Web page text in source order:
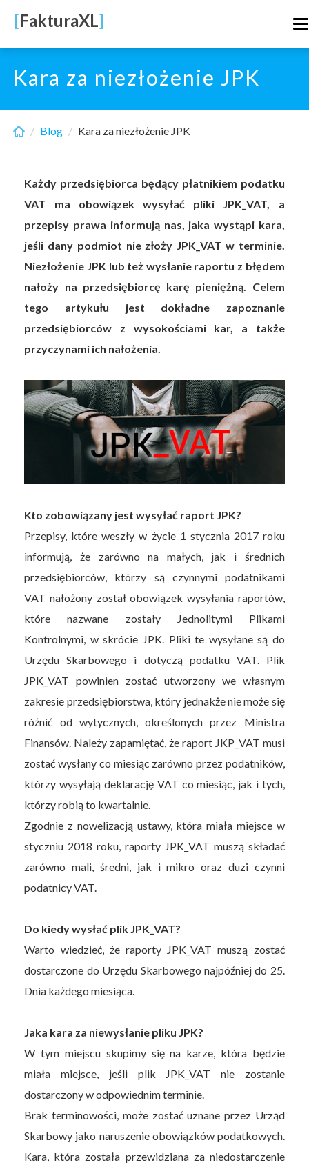
main
content
[FakturaXL]
Kara za niezłożenie JPK
Blog Kara za niezłożenie JPK
Każdy przedsiębiorca będący płatnikiem podatku
VAT ma obowiązek wysyłać pliki JPK_VAT, a
przepisy prawa informują nas, jaka wystąpi kara,
jeśli dany podmiot nie złoży JPK_VAT w terminie.
Niezłożenie JPK lub też wysłanie raportu z błędem
nałoży na przedsiębiorcę karę pieniężną. Celem
tego artykułu jest dokładne zapoznanie
przedsiębiorców z wysokościami kar, a także
przyczynami ich nałożenia.
Kto zobowiązany jest wysyłać raport JPK?
Przepisy, które weszły w życie 1 stycznia 2017 roku
informują, że zarówno na małych, jak i średnich
przedsiębiorców, którzy są czynnymi podatnikami
VAT nałożony został obowiązek wysyłania raportów,
które nazwane zostały Jednolitymi Plikami
Kontrolnymi, w skrócie JPK. Pliki te wysyłane są do
Urzędu Skarbowego i dotyczą podatku VAT. Plik
JPK_VAT powinien zostać utworzony we własnym
zakresie przedsiębiorstwa, który jednakże nie może się
różnić od wytycznych, określonych przez Ministra
Finansów. Należy zapamiętać, że raport JKP_VAT musi
zostać wysłany co miesiąc zarówno przez podatników,
którzy wysyłają deklarację VAT co miesiąc, jak i tych,
którzy robią to kwartalnie.
Zgodnie z nowelizacją ustawy, która miała miejsce w
styczniu 2018 roku, raporty JPK_VAT muszą składać
zarówno mali, średni, jak i mikro oraz duzi czynni
podatnicy VAT.
Do kiedy wysłać plik JPK_VAT?
Warto wiedzieć, że raporty JPK_VAT muszą zostać
dostarczone do Urzędu Skarbowego najpóźniej do 25.
Dnia każdego miesiąca.
Jaka kara za niewysłanie pliku JPK?
W tym miejscu skupimy się na karze, która będzie
miała miejsce, jeśli plik JPK_VAT nie zostanie
dostarczony w odpowiednim terminie.
Brak terminowości, może zostać uznane przez Urząd
Skarbowy jako naruszenie obowiązków podatkowych.
Kara, która została przewidziana za niedostarczenie